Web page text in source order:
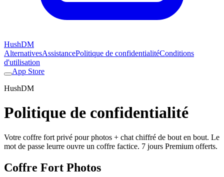
HushDM
AlternativesAssistancePolitique de confidentialitéConditions
d'utilisation
App Store
HushDM
Politique de confidentialité
Votre coffre fort privé pour photos + chat chiffré de bout en bout. Le
mot de passe leurre ouvre un coffre factice. 7 jours Premium offerts.
Coffre Fort Photos